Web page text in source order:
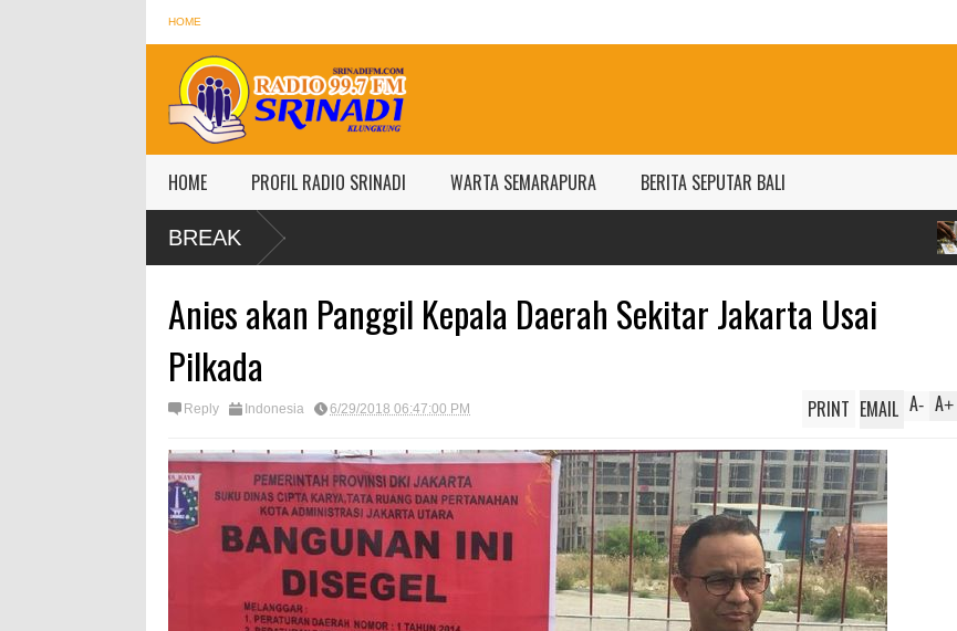
HOME
HOME PROFIL RADIO SRINADI WARTA SEMARAPURA BERITA SEPUTAR BALI
BREAK
Harga emas Antam
Anies akan Panggil Kepala Daerah Sekitar Jakarta Usai
Pilkada
Reply Indonesia 6/29/2018 06:47:00 PM A+
A-
PRINT EMAIL